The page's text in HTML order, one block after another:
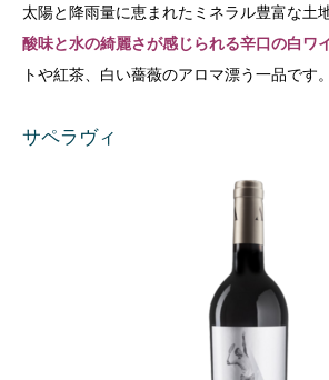
太陽と降雨量に恵まれたミネラル豊富な土
酸味と水の綺麗さが感じられる辛口 の白ワ
トや紅茶、白い薔薇のアロマ漂う一品です。
サペラヴィ